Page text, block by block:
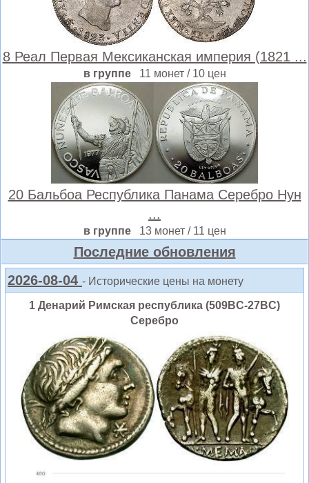
8 Реал Первая Мексиканская империя (1821 ...
в группе 11 монет / 10 цен
20 Бальбоа Республика Панама Серебро Нун
...
в группе 13 монет / 11 цен
Последние обновления
2026-08-04 - Исторические цены на монету
1 Денарий Римская республика (509BC-27BC)
Серебро